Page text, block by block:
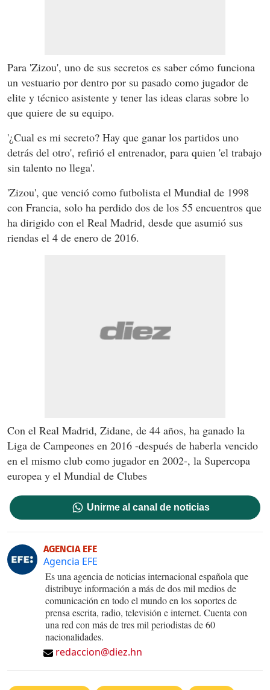
Para 'Zizou', uno de sus secretos es saber cómo funciona
un vestuario por dentro por su pasado como jugador de
elite y técnico asistente y tener las ideas claras sobre lo
que quiere de su equipo.
'¿Cual es mi secreto? Hay que ganar los partidos uno
detrás del otro', refirió el entrenador, para quien 'el trabajo
sin talento no llega'.
'Zizou', que venció como futbolista el Mundial de 1998
con Francia, solo ha perdido dos de los 55 encuentros que
ha dirigido con el Real Madrid, desde que asumió sus
riendas el 4 de enero de 2016.
Con el Real Madrid, Zidane, de 44 años, ha ganado la
Liga de Campeones en 2016 -después de haberla vencido
en el mismo club como jugador en 2002-, la Supercopa
europea y el Mundial de Clubes
Unirme al canal de noticias
AGENCIA EFE
Agencia EFE
Es una agencia de noticias internacional española que
distribuye información a más de dos mil medios de
comunicación en todo el mundo en los soportes de
prensa escrita, radio, televisión e internet. Cuenta con
una red con más de tres mil periodistas de 60
nacionalidades.
redaccion@diez.hn